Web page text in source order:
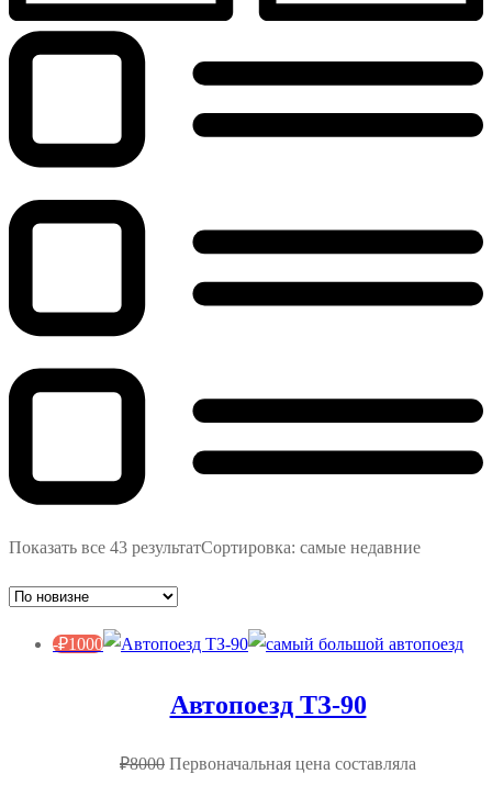
Показать все 43 результатСортировка: самые недавние
-₽1000
Автопоезд ТЗ-90
₽8000 Первоначальная цена составляла